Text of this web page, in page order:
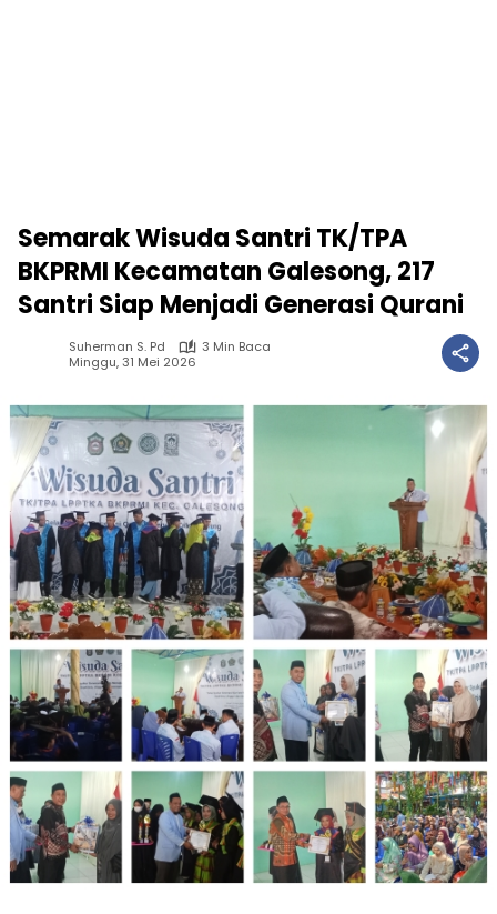
Semarak Wisuda Santri TK/TPA
BKPRMI Kecamatan Galesong, 217
Santri Siap Menjadi Generasi Qurani
Suherman S. Pd
3 Min Baca
Minggu, 31 Mei 2026